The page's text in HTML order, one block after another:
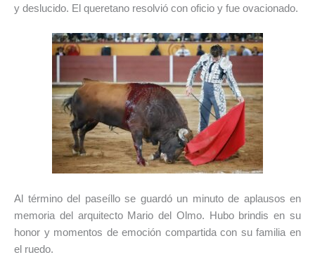
y deslucido. El queretano resolvió con oficio y fue ovacionado.
Al término del paseíllo se guardó un minuto de aplausos en
memoria del arquitecto Mario del Olmo. Hubo brindis en su
honor y momentos de emoción compartida con su familia en
el ruedo.